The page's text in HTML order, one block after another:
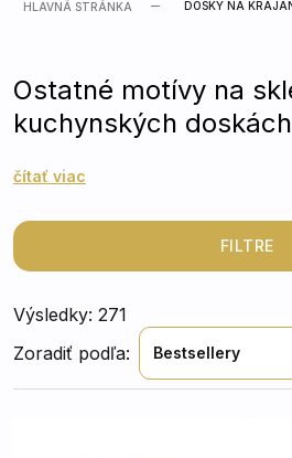
HLAVNÁ STRÁNKA DOSKY NA
Ostatné motívy na
kuchynských
čítať viac
FILTRE
Výsledky: 271
Zoradiť podľa:
Bestsellery